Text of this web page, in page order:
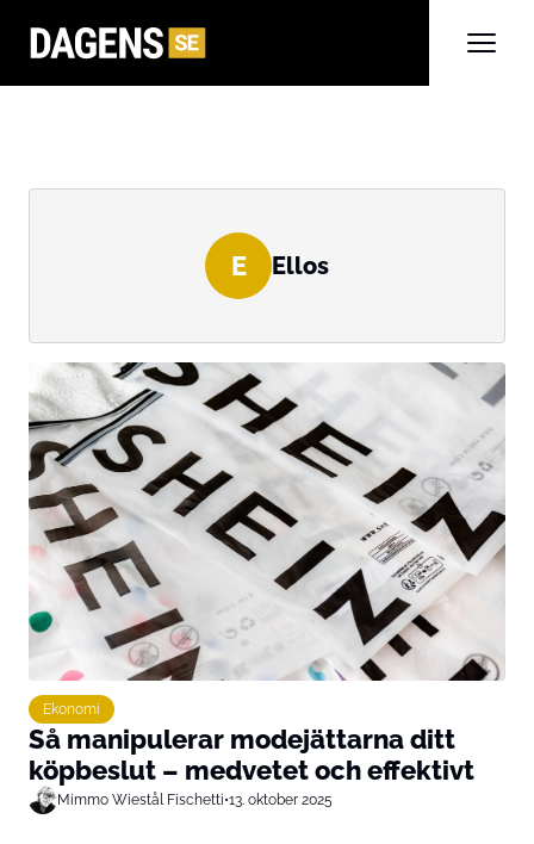
E Ellos
Ekonomi
Så manipulerar modejättarna ditt
köpbeslut – medvetet och effektivt
Mimmo Wiestål Fischetti•13. oktober 2025